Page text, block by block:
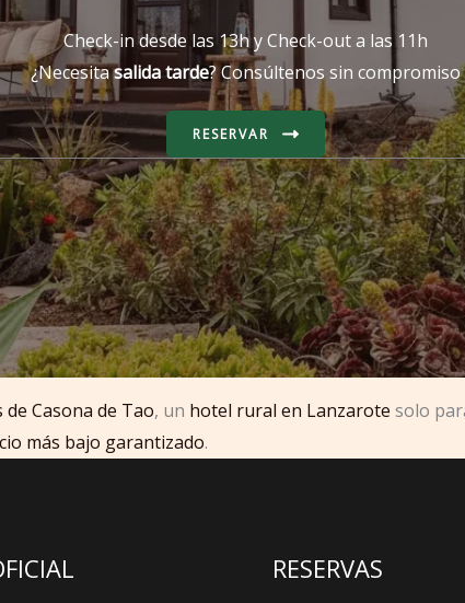
Check-in desde las 13h y Check-out a las 11h
¿Necesitasalida tarde? Consúltenos sin compromiso
RESERVAR
Casona de Tao, un hotel rural en Lanzarote solo
más bajo garantizado.
RESERVAS